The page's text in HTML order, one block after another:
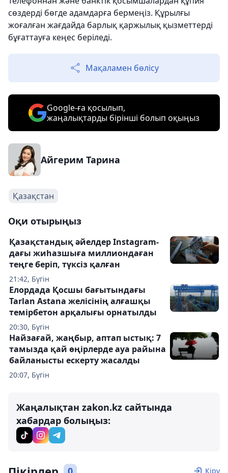
сөздерді бөгде адамдарға бермеңіз. Құрылғы
жоғалған жағдайда барлық қаржылық қызметтерді
бұғаттауға кеңес беріледі.
Мақаламен бөлісу
Google-ға қосылып,
жаңалықтарды бірінші болып оқыңыз
Айгерим Тарина
Қазақстан
Оқи отырыңыз
21:42, Бүгін
Қазақстандық әйелдер Instagram-
дағы жиһазшыға миллиондаған
теңге беріп, түксіз қалған
20:30, Бүгін
Елордада Қосшы бағытындағы
Tarlan Astana желісінің алғашқы
темірбетон арқалығы орнатылды
20:07, Бүгін
Найзағай, жаңбыр, аптап ыстық: 7
тамызда қай өңірлерде ауа райына
байланысты ескерту жасалды
Жаңалықтан zakon.kz сайтында
хабардар болыңыз:
Кіру